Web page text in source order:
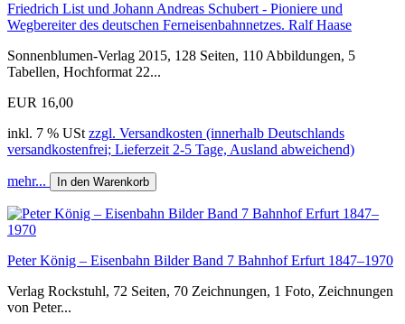
Friedrich List und Johann Andreas Schubert - Pioniere und
Wegbereiter des deutschen Ferneisenbahnnetzes. Ralf Haase
Sonnenblumen-Verlag 2015, 128 Seiten, 110 Abbildungen, 5
Tabellen, Hochformat 22...
EUR 16,00
inkl. 7 % USt zzgl. Versandkosten (innerhalb Deutschlands
versandkostenfrei; Lieferzeit 2-5 Tage, Ausland abweichend)
mehr... In den Warenkorb
Peter König – Eisenbahn Bilder Band 7 Bahnhof Erfurt 1847–1970
Verlag Rockstuhl, 72 Seiten, 70 Zeichnungen, 1 Foto, Zeichnungen
von Peter...